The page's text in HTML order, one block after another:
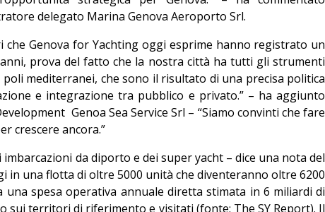
delegato Marina Genova Aeroporto Srl.
che Genova for Yachting oggi esprime hanno registrato un
prova del fatto che la nostra città ha tutti gli strumenti
mediterranei, che sono il risultato di una precisa politica
e integrazione tra pubblico e privato.” – ha aggiunto
Genoa Sea Service Srl – “Siamo convinti che fare
crescere ancora.”
da diporto e dei super yacht – dice una nota del
in una flotta di oltre 5000 unità che diventeranno oltre 6200
spesa operativa annuale diretta stimata in 6 miliardi di
sui territori di riferimento e visitati (fonte: The SY Report). Il